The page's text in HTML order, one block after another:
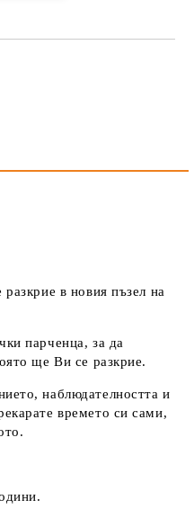
на работния ден.
в новия пъзел на
парченца, за да
ще Ви се разкрие.
наблюдателността и
времето си сами,